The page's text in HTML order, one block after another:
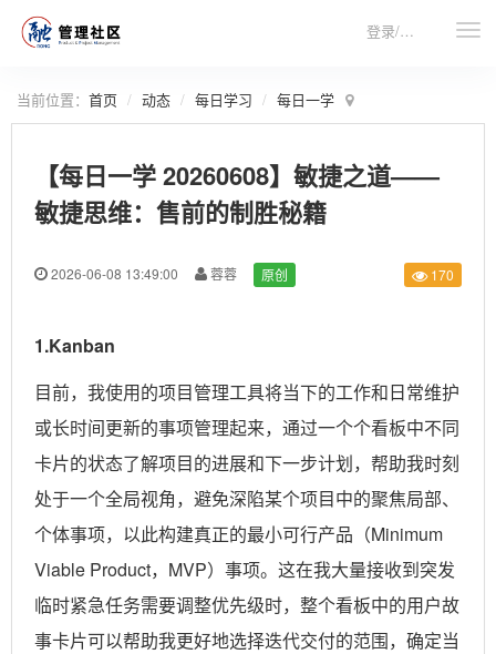
登录/注册
当前位置： 首页 动态 每日学习 每日一学
【每日一学 20260608】敏捷之道——
敏捷思维：售前的制胜秘籍
2026-06-08 13:49:00 蓉蓉 原创 170
1.Kanban
目前，我使用的项目管理工具将当下的工作和日常维护
或长时间更新的事项管理起来，通过一个个看板中不同
卡片的状态了解项目的进展和下一步计划，帮助我时刻
处于一个全局视角，避免深陷某个项目中的聚焦局部、
个体事项，以此构建真正的最小可行产品（Minimum
Viable Product，MVP）事项。这在我大量接收到突发
临时紧急任务需要调整优先级时，整个看板中的用户故
事卡片可以帮助我更好地选择迭代交付的范围，确定当